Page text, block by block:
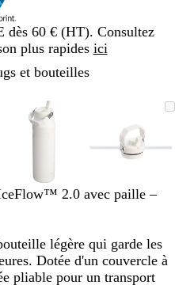
dès 60 € (HT). Consultez
plus rapides ici
et bouteilles
Image
zoomable
Zoom
au
Cliquez
pour
Utilisez
les
moins
et
les
touches
Image
Cliquez
Utilisez
touches
plus
moins
et
touches
2.0 avec paille –
légère qui garde les
Dotée d'un couvercle à
pliable pour un transport